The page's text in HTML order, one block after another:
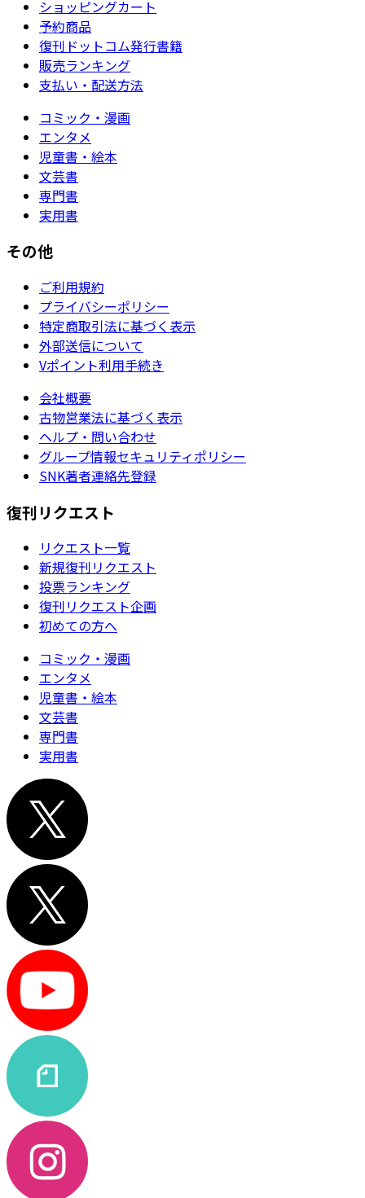
ショッピングカート
予約商品
復刊ドットコム発行書籍
販売ランキング
支払い・配送方法
コミック・漫画
エンタメ
児童書・絵本
文芸書
専門書
実用書
その他
ご利用規約
プライバシーポリシー
特定商取引法に基づく表示
外部送信について
Vポイント利用手続き
会社概要
古物営業法に基づく表示
ヘルプ・問い合わせ
グループ情報セキュリティポリシー
SNK著者連絡先登録
復刊リクエスト
リクエスト一覧
新規復刊リクエスト
投票ランキング
復刊リクエスト企画
初めての方へ
コミック・漫画
エンタメ
児童書・絵本
文芸書
専門書
実用書